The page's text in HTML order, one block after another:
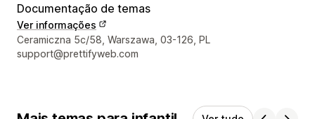
Documentação de temas
Ver informações
Informações de contato do designer
Ceramiczna 5c/58, Warszawa, 03-126, PL
support@prettifyweb.com